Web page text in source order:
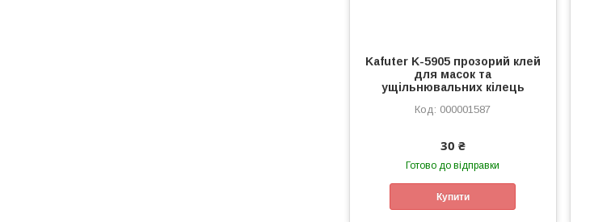
Kafuter K-5905 прозорий клей
для масок та
ущільнювальних кілець
000001587
30 ₴
Готово до відправки
Купити